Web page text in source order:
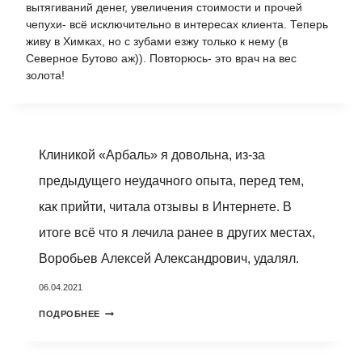
вытягиваний денег, увеличения стоимости и прочей
чепухи- всё исключительно в интересах клиента. Теперь
живу в Химках, но с зубами езжу только к нему (в
Северное Бутово аж)). Повторюсь- это врач на вес
золота!
Клиникой «Арбаль» я довольна, из-за
предыдущего неудачного опыта, перед тем,
как прийти, читала отзывы в Интернете. В
итоге всё что я лечила ранее в других местах,
Воробьев Алексей Александрович, удалял.
06.04.2021
ПОДРОБНЕЕ КЛИНИКОЙ